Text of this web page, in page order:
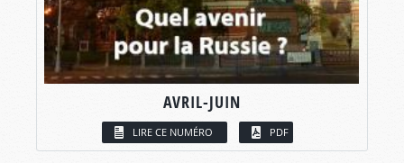
AVRIL-JUIN
LIRE CE NUMÉRO PDF